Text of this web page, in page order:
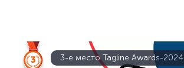
3-е место Tagline Awards-2024